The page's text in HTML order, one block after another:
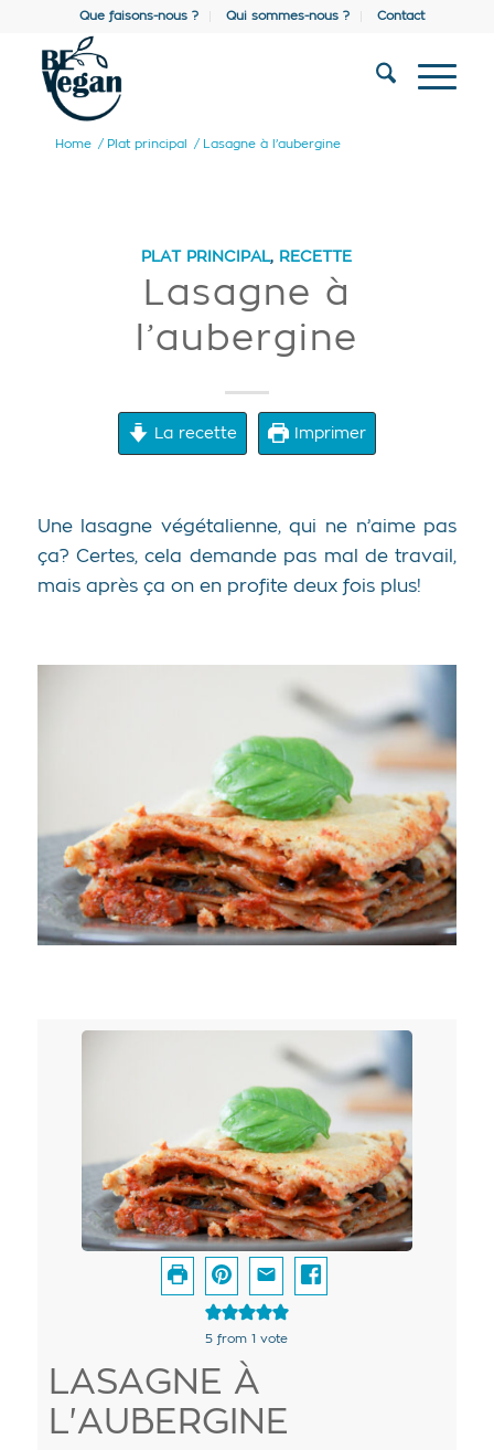
Que faisons-nous ? Qui sommes-nous ? Contact
Home / Plat principal / Lasagne à l’aubergine
PLAT PRINCIPAL, RECETTE
Lasagne à
l’aubergine
La recette Imprimer
Une lasagne végétalienne, qui ne n’aime pas
ça? Certes, cela demande pas mal de travail,
mais après ça on en profite deux fois plus!
5 from 1 vote
LASAGNE À
L'AUBERGINE